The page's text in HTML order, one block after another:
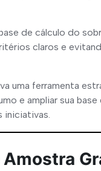
de cálculo do
claros e
uma ferramenta
e ampliar sua
iniciativas.